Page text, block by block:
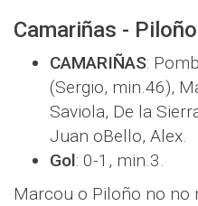
Camariñas -
CAMARIÑAS:
(Sergio, min.46),
Saviola, De la
Juan oBello, Alex.
Gol: 0-1, min.3.
Marcou o Piloño no no